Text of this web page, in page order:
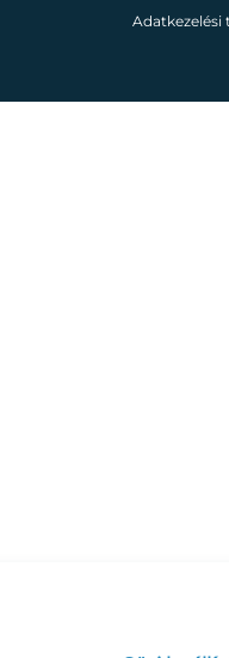
Adatkezelési